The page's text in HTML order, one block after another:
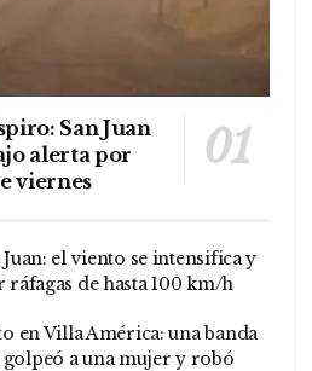
San Juan
alerta por
viernes
el viento se intensifica y
de hasta 100 km/h
en Villa América: una banda
golpeó a una mujer y robó